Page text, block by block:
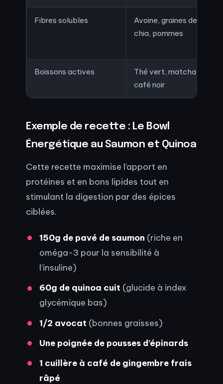
Fibres solubles
Avoine, graines de
chia, pommes
Boissons actives
Thé vert, matcha,
café noir
Exemple de recette : Le Bowl
Énergétique au Saumon et Quinoa
Cette recette maximise l’apport en
protéines et en bons lipides tout en
stimulant la digestion par des épices
ciblées.
150g de pavé de saumon (riche en
oméga-3 pour la sensibilité à
l’insuline)
60g de quinoa cuit (glucide à index
glycémique bas)
1/2 avocat (bonnes graisses)
Une poignée de pousses d’épinards
1 cuillère à café de gingembre frais
râpé